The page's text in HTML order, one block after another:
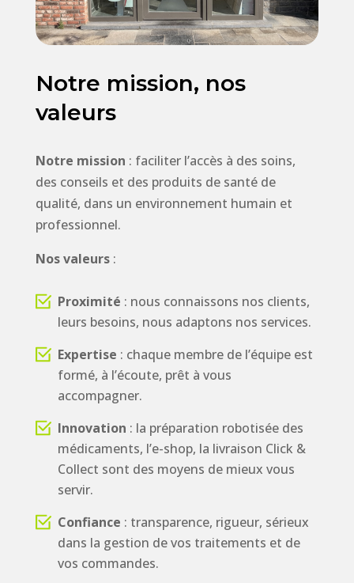
Notre mission, nos
valeurs
Notre mission : faciliter l’accès à des soins,
des conseils et des produits de santé de
qualité, dans un environnement humain et
professionnel.
Nos valeurs:
Proximité : nous connaissons nos clients,
leurs besoins, nous adaptons nos services.
Expertise : chaque membre de l’équipe est
formé, à l’écoute, prêt à vous
accompagner.
Innovation : la préparation robotisée des
médicaments, l’e-shop, la livraison Click &
Collect sont des moyens de mieux vous
servir.
Confiance : transparence, rigueur, sérieux
dans la gestion de vos traitements et de
vos commandes.